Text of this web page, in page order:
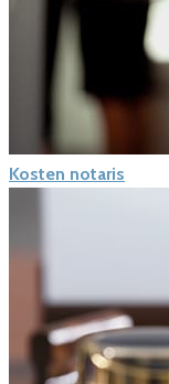
Kosten notaris